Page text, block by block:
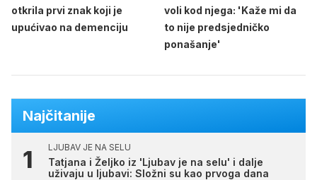
otkrila prvi znak koji je
upućivao na demenciju
voli kod njega: 'Kaže mi da
to nije predsjedničko
ponašanje'
Najčitanije
LJUBAV JE NA SELU
Tatjana i Željko iz 'Ljubav je na selu' i dalje
uživaju u ljubavi: Složni su kao prvoga dana